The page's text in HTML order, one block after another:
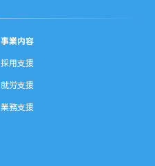
事業内容
採用支援
就労支援
業務支援